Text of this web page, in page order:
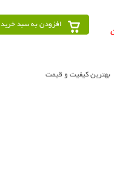
افزودن به سبد خرید
بهترین کیفیت و قیمت